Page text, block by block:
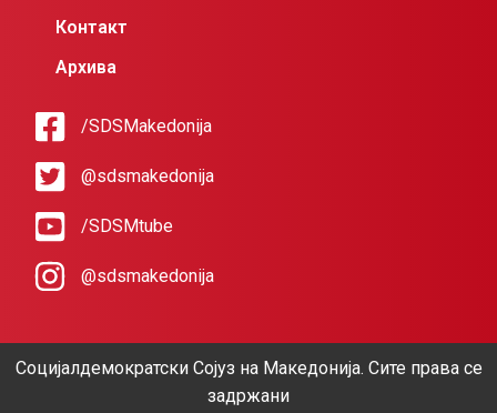
Контакт
Архива
/SDSMakedonija
@sdsmakedonija
/SDSMtube
@sdsmakedonija
Социјалдемократски Сојуз на Македонија. Сите права се
задржани